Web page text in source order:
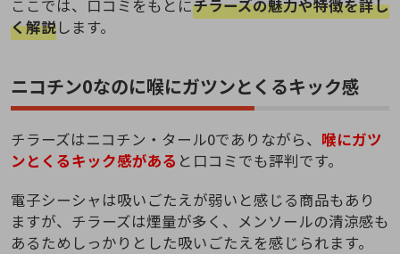
ここでは、口コミをもとにチラーズの魅力や特徴を詳し
く解説します。
ニコチン0なのに喉にガツンとくるキック感
チラーズはニコチン・タール0でありながら、 喉にガツ
ンとくるキック感がある と口コミでも評判です。
電子シーシャは吸いごたえが弱いと感じる商品もあり
ますが、チラーズは煙量が多く、メンソールの清涼感も
あるためしっかりとした吸いごたえを感じられます。